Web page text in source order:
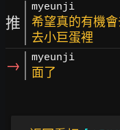
推
myeunji
希望真的有機
去小巨蛋裡
→ myeunji
面了